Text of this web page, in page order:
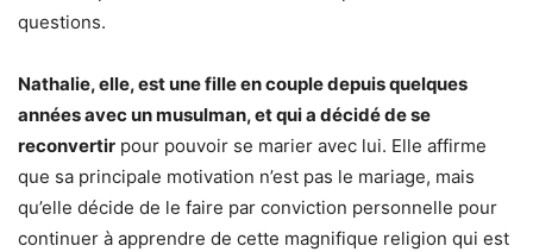
questions.
Nathalie, elle, est une fille en couple depuis quelques
années avec un musulman, et qui a décidé de se
reconvertir pour pouvoir se marier avec lui. Elle affirme
que sa principale motivation n’est pas le mariage, mais
qu’elle décide de le faire par conviction personnelle pour
continuer à apprendre de cette magnifique religion qui est